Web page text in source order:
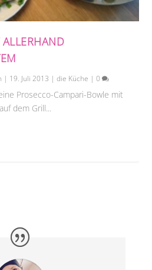
| 19. Juli 2013 |die Küche |0
Prosecco-Campari-Bowle mit
dem Grill...